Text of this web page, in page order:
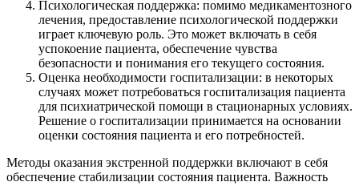
Психологическая поддержка: помимо медикаментозного
лечения, предоставление психологической поддержки
играет ключевую роль. Это может включать в себя
успокоение пациента, обеспечение чувства
безопасности и понимания его текущего состояния.
Оценка необходимости госпитализации: в некоторых
случаях может потребоваться госпитализация пациента
для психиатрической помощи в стационарных условиях.
Решение о госпитализации принимается на основании
оценки состояния пациента и его потребностей.
Методы оказания экстренной поддержки включают в себя
обеспечение стабилизации состояния пациента. Важность